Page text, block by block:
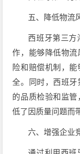
五、降低物流
西班牙第三方
作，能够降低物
险和赔偿机制，
全。同时，西班
的品质检验和监
低了因质量问题而
六、增强企业